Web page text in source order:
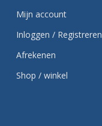
Mijn account
Inloggen / Registreren
Afrekenen
Shop / winkel